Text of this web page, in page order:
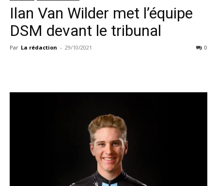
Ilan Van Wilder met l’équipe
DSM devant le tribunal
Par La rédaction - 29/10/2021 0